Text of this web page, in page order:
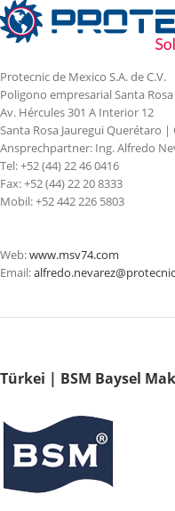
Protecnic de Mexico S.A. de C.V.
Poligono empresarial Santa Rosa
Av. Hércules 301 A Interior 12
Santa Rosa Jauregui Querétaro |
Ansprechpartner: Ing. Alfredo
Tel: +52 (44) 22 46 0416
Fax: +52 (44) 22 20 8333
Mobil: +52 442 226 5803
Web:www.msv74.com
Email:
Türkei | BSM Baysel